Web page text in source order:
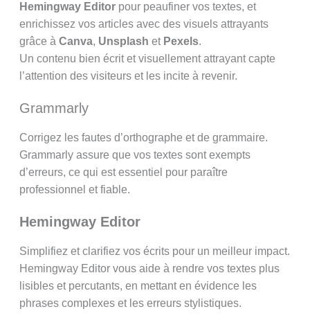
Hemingway Editorpour peaufiner vos textes, et
enrichissez vos articles avec des visuels attrayants
grâce à Canva, Unsplash et Pexels.
Un contenu bien écrit et visuellement attrayant capte
l’attention des visiteurs et les incite à revenir.
Grammarly
Corrigez les fautes d’orthographe et de grammaire.
Grammarly assure que vos textes sont exempts
d’erreurs, ce qui est essentiel pour paraître
professionnel et fiable.
Hemingway Editor
Simplifiez et clarifiez vos écrits pour un meilleur impact.
Hemingway Editor vous aide à rendre vos textes plus
lisibles et percutants, en mettant en évidence les
phrases complexes et les erreurs stylistiques.